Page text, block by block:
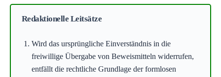
Redaktionelle Leitsätze
Wird das ursprüngliche Einverständnis in die
freiwillige Übergabe von Beweismitteln widerrufen,
entfällt die rechtliche Grundlage der formlosen